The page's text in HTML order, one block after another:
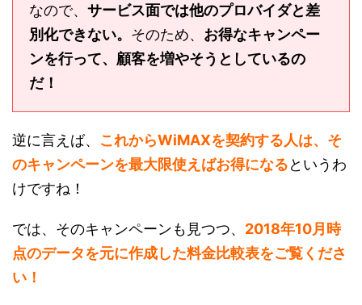
なので、 サービス面では他のプロバイダと差
別化できない。 そのため、 お得なキャンペー
ンを行って、顧客を増やそうとしているの
だ！
逆に言えば、 これからWiMAXを契約する人は、そ
のキャンペーンを最大限使えばお得になるというわ
けですね！
では、そのキャンペーンも見つつ、 2018年10月時
点のデータを元に作成した料金比較表をご覧くださ
い！